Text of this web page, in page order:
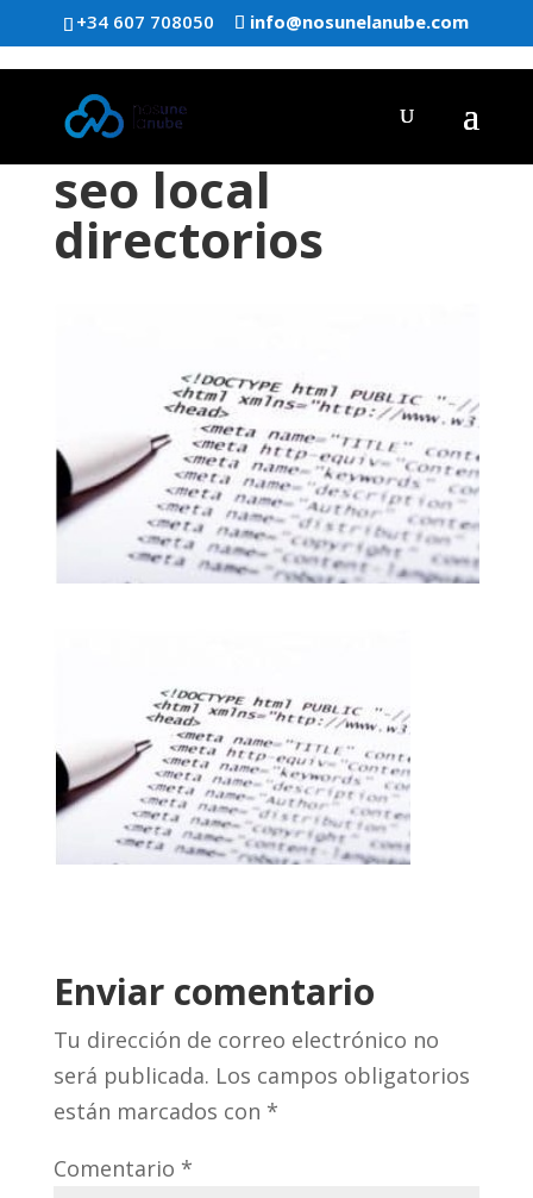
+34 607 708050 info@nosunelanube.com
seo local
directorios
Enviar comentario
Tu dirección de correo electrónico no
será publicada. Los campos obligatorios
están marcados con *
Comentario *